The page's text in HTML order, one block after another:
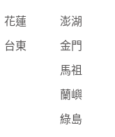
花蓮 澎湖
台東 金門
馬祖
蘭嶼
綠島